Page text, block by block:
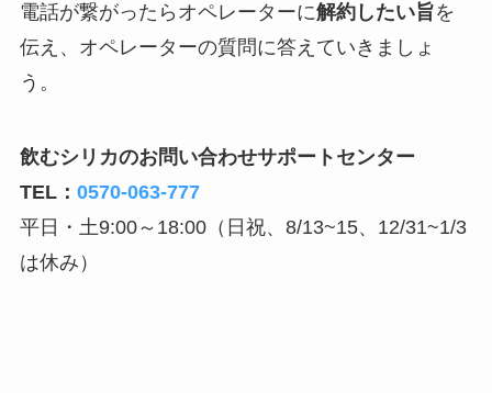
電話が繋がったらオペレーターに解約したい旨を
伝え、オペレーターの質問に答えていきましょ
う。
飲むシリカのお問い合わせサポートセンター
TEL： 0570-063-777
平日・土9:00～18:00（日祝、8/13~15、12/31~1/3
は休み）